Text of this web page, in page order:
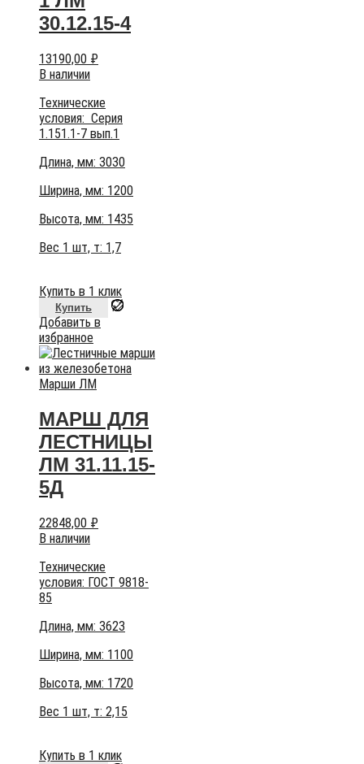
30.12.15-4
13190,00 ₽
В наличии
Технические
условия: Серия
1.151.1-7 вып.1
Длина, мм: 3030
Ширина, мм: 1200
Высота, мм: 1435
Вес 1 шт, т: 1,7
Купить в 1 клик
Купить
Добавить в
избранное
Марши ЛМ
МАРШ ДЛЯ
ЛЕСТНИЦЫ
ЛМ 31.11.15-
5Д
22848,00 ₽
В наличии
Технические
условия: ГОСТ 9818-
85
Длина, мм: 3623
Ширина, мм: 1100
Высота, мм: 1720
Вес 1 шт, т: 2,15
Купить в 1 клик